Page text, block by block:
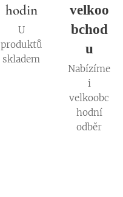
hodin
U
produktů
skladem
velkoo
bchod
u
Nabízíme
i
velkoobc
hodní
odběr